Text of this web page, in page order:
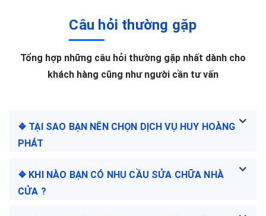
Câu hỏi thường gặp
Tổng hợp những câu hỏi thường gặp nhất dành cho
khách hàng cũng như người cần tư vấn
❖ TẠI SAO BẠN NÊN CHỌN DỊCH VỤ HUY HOÀNG
PHÁT
❖ KHI NÀO BẠN CÓ NHU CẦU SỬA CHỮA NHÀ
CỬA ?